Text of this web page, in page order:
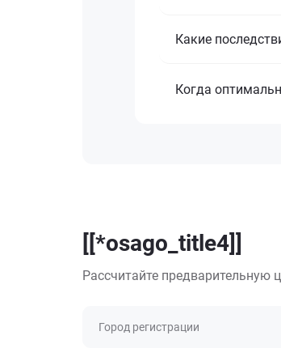
Какие
Когда
[[*osago_title4]]
Рассчитайте предварительную
Город регистрации